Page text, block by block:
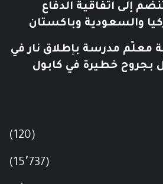
إلى اتفاقية الدفاع
والسعودية وباكستان
معلّم مدرسة بإطلاق نار في
بجروح خطيرة في كابول
(120)
(15٬737)